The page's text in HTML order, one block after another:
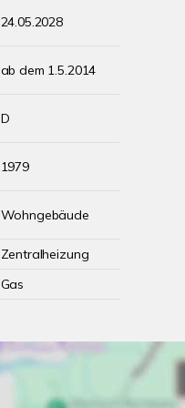
24.05.2028
ab dem 1.5.2014
D
1979
Wohngebäude
Zentralheizung
Gas